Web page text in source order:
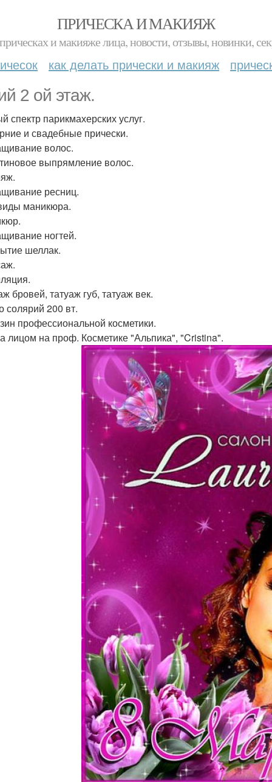
ПРИЧЕСКА И МАКИЯЖ
и макияже лица, новости, отзывы, новинки,
как делать прически и макияж
2 ой этаж.
спектр парикмахерских услуг.
и свадебные прически.
волос.
выпрямление волос.
ресниц.
маникюра.
ногтей.
шеллак.
бровей, татуаж губ, татуаж век.
солярий 200 вт.
профессиональной косметики.
лицом на проф. Косметике "Альпика", "Cristina".